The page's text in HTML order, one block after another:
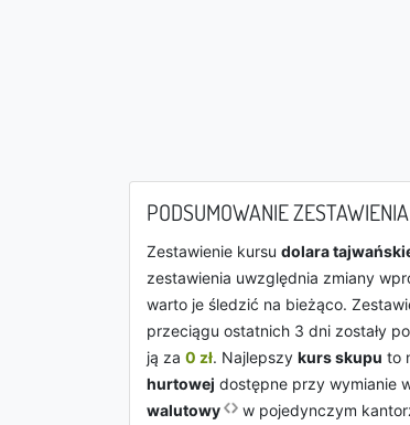
PODSUMOWANIE ZESTAWIENIA
Zestawienie kursu dolara
zestawienia uwzględnia zmiany
warto je śledzić na bieżąco.
przeciągu ostatnich 3 dni zostały
ją za 0 zł. Najlepszy kurs skupu to
hurtowej dostępne przy wymianie
walutowy
w pojedynczym